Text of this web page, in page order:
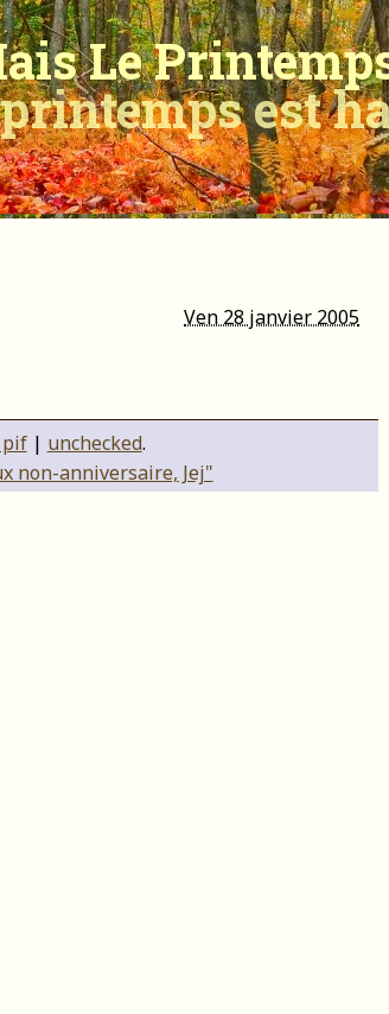
Le
est
Ven 28 janvier 2005
| unchecked.
non-anniversaire, Jej"